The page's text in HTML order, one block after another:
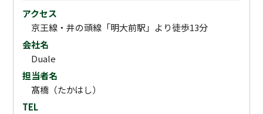
アクセス
京王線・井の頭線「明大前駅」より徒歩13分
会社名
Duale
担当者名
髙橋（たかはし）
TEL